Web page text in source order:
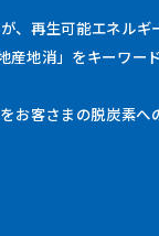
再生可能エネルギ
産地消」をキーワー
お客さまの脱炭素へ